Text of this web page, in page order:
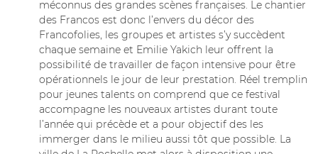
méconnus des grandes scènes françaises. Le chantier
des Francos est donc l’envers du décor des
Francofolies, les groupes et artistes s’y succèdent
chaque semaine et Emilie Yakich leur offrent la
possibilité de travailler de façon intensive pour être
opérationnels le jour de leur prestation. Réel tremplin
pour jeunes talents on comprend que ce festival
accompagne les nouveaux artistes durant toute
l’année qui précède et a pour objectif des les
immerger dans le milieu aussi tôt que possible. La